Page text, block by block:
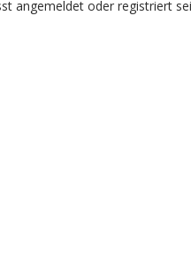
angemeldet oder registriert